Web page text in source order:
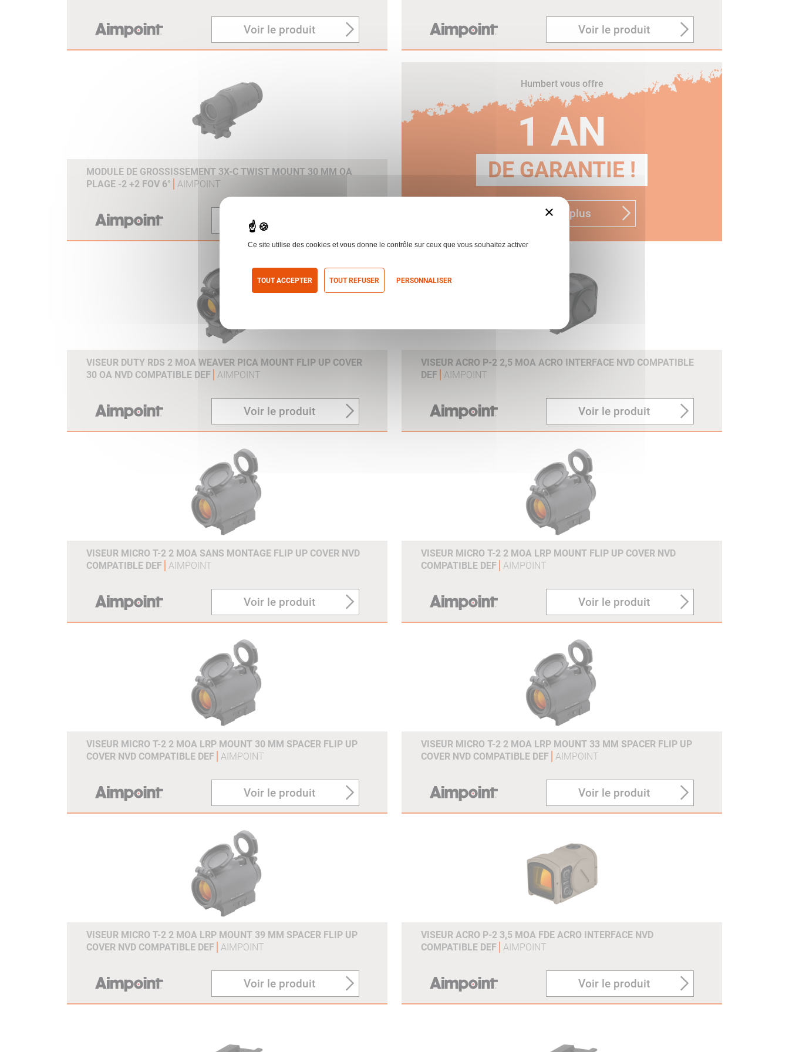
Voir le produit Voir le produit
MODULE DE GROSSISSEMENT 3X-C TWIST MOUNT 30 MM OA
PLAGE -2 +2 FOV 6°
AIMPOINT
Voir le produit
Humbert vous offre
1 AN
DE GARANTIE !
En savoir plus
VISEUR DUTY RDS 2 MOA WEAVER PICA MOUNT FLIP UP COVER
30 OA NVD COMPATIBLE DEF
AIMPOINT
Voir le produit
VISEUR ACRO P-2 2,5 MOA ACRO INTERFACE NVD COMPATIBLE
DEF
AIMPOINT
Voir le produit
VISEUR MICRO T-2 2 MOA SANS MONTAGE FLIP UP COVER NVD
COMPATIBLE DEF
AIMPOINT
Voir le produit
VISEUR MICRO T-2 2 MOA LRP MOUNT FLIP UP COVER NVD
COMPATIBLE DEF
AIMPOINT
Voir le produit
VISEUR MICRO T-2 2 MOA LRP MOUNT 30 MM SPACER FLIP UP
COVER NVD COMPATIBLE DEF
AIMPOINT
Voir le produit
VISEUR MICRO T-2 2 MOA LRP MOUNT 33 MM SPACER FLIP UP
COVER NVD COMPATIBLE DEF
AIMPOINT
Voir le produit
VISEUR MICRO T-2 2 MOA LRP MOUNT 39 MM SPACER FLIP UP
COVER NVD COMPATIBLE DEF
AIMPOINT
Voir le produit
VISEUR ACRO P-2 3,5 MOA FDE ACRO INTERFACE NVD
COMPATIBLE DEF
AIMPOINT
Voir le produit
×
Ce site utilise des cookies et vous donne le contrôle sur ceux que vous souhaitez activer
TOUT ACCEPTER TOUT REFUSER PERSONNALISER